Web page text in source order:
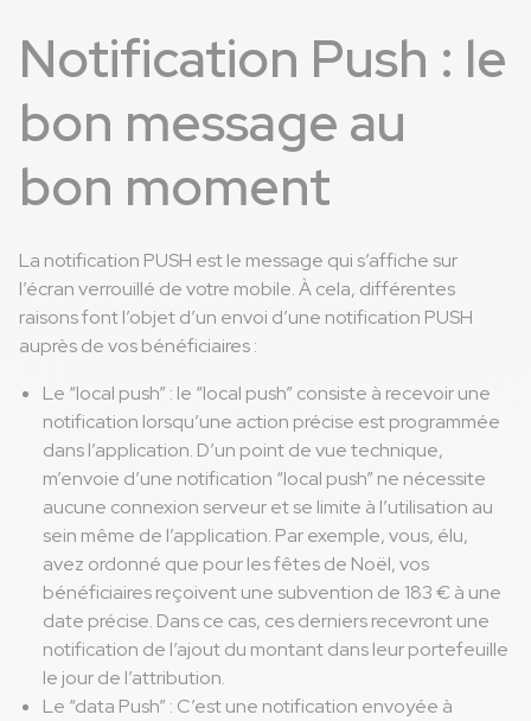
Notification Push : le
bon message au
bon moment
La notification PUSH est le message qui s’affiche sur
l’écran verrouillé de votre mobile. À cela, différentes
raisons font l’objet d’un envoi d’une notification PUSH
auprès de vos bénéficiaires :
Le “local push” : le “local push” consiste à recevoir une
notification lorsqu’une action précise est programmée
dans l’application. D’un point de vue technique,
m’envoie d’une notification “local push” ne nécessite
aucune connexion serveur et se limite à l’utilisation au
sein même de l’application. Par exemple, vous, élu,
avez ordonné que pour les fêtes de Noël, vos
bénéficiaires reçoivent une subvention de 183 € à une
date précise. Dans ce cas, ces derniers recevront une
notification de l’ajout du montant dans leur portefeuille
le jour de l’attribution.
Le “data Push” : C’est une notification envoyée à